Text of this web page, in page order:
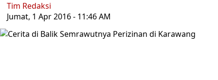
Tim Redaksi
Jumat, 1 Apr 2016 - 11:46 AM